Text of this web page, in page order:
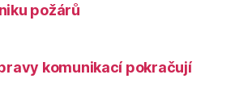
požárů
komunikací pokračují